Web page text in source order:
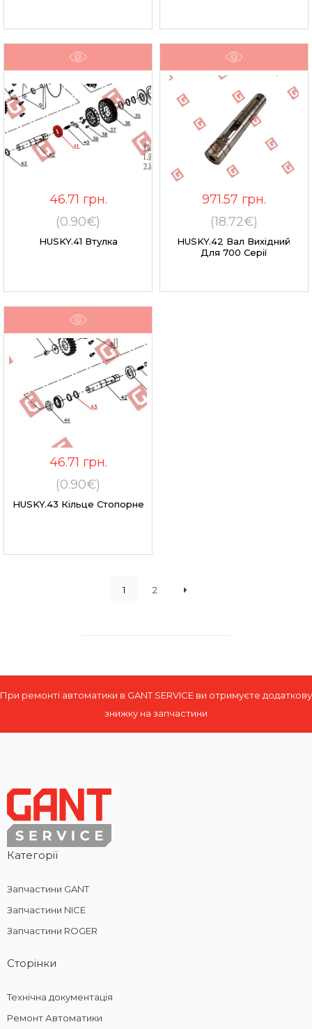
46.71 грн.
(0.90€)
HUSKY.41 Втулка
971.57 грн.
(18.72€)
HUSKY.42 Вал Вихідний
Для 700 Серії
46.71 грн.
(0.90€)
HUSKY.43 Кільце Стопорне
1 2
При ремонті автоматики в GANT SERVICE ви отримуєте додаткову
знижку на запчастини
Категорії
Запчастини GANT
Запчастини NICE
Запчастини ROGER
Сторінки
Технічна документація
Ремонт Автоматики